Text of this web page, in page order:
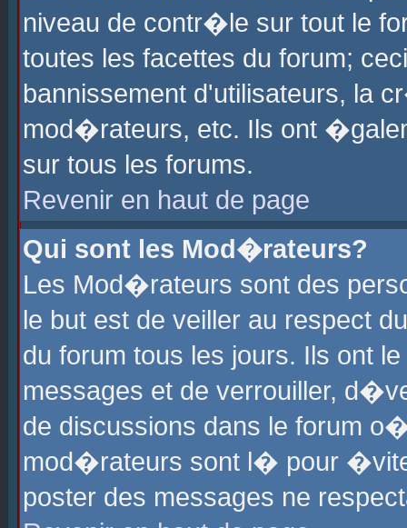
niveau de contr�le sur tout le
toutes les facettes du forum;
bannissement d'utilisateurs, la
mod�rateurs, etc. Ils ont
sur tous les forums.
Revenir en haut de page
Qui sont les Mod�rateurs?
Les Mod�rateurs sont des
le but est de veiller au respect
du forum tous les jours. Ils ont
messages et de verrouiller,
de discussions dans le forum
mod�rateurs sont l� pour
poster des messages ne